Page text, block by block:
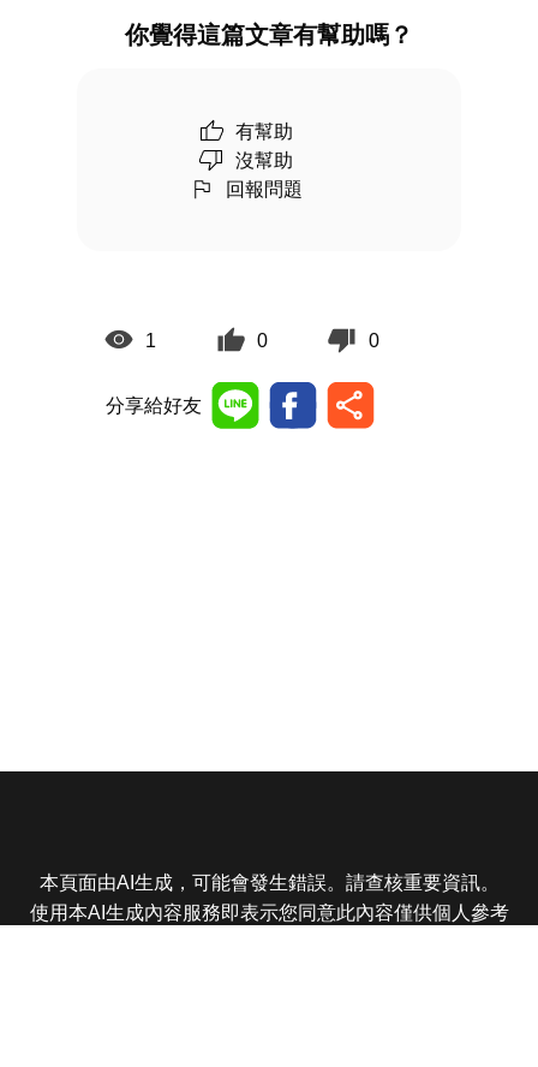
你覺得這篇文章有幫助嗎？
有幫助
沒幫助
回報問題
1 0 0
分享給好友
本頁面由AI生成，可能會發生錯誤。請查核重要資訊。
使用本AI生成內容服務即表示您同意此內容僅供個人參考